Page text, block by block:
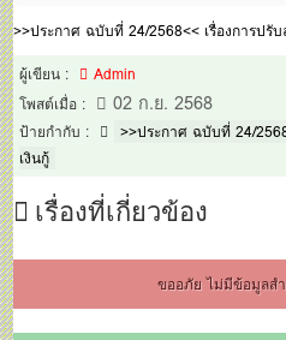
>>ประกาศ ฉบับที่ 24/2568<< เรื่องการปรั
ผู้เขียน :
Admin
โพสต์เมื่อ :
02 ก.ย. 2568
ป้ายกำกับ :
>>ประกาศ ฉบับที่ 24/
เงินกู้
เรื่องที่เกี่ยวข้อง
ขออภัย ไม่มีข้อมูลส